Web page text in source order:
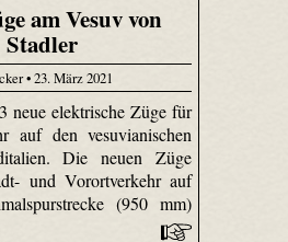
am Vesuv von
Stadler
• 23. März 2021
neue elektrische Züge für
auf den vesuvianischen
Die neuen Züge
und Vorortverkehr auf
(950 mm)